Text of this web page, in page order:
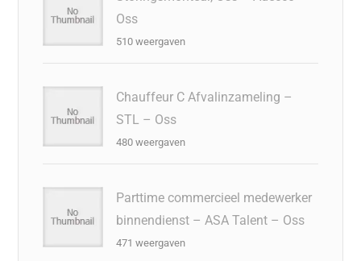
Oss
510 weergaven
Chauffeur C Afvalinzameling –
STL – Oss
480 weergaven
Parttime commercieel medewerker
binnendienst – ASA Talent – Oss
471 weergaven